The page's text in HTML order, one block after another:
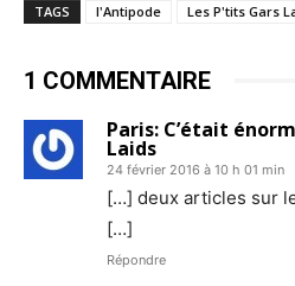
TAGS l'Antipode Les P'tits Gars
1 COMMENTAIRE
Paris: C’était
Laids
24 février 2016 à 10 h 01 min
[…] deux articles sur
[…]
Répondre